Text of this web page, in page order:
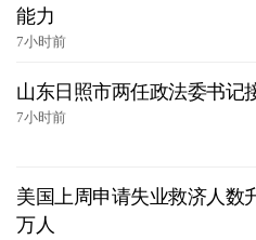
能力
7小时前
山东日照市两任政法委书记
7小时前
美国上周申请失业救济人数
万人